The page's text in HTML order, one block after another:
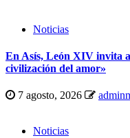
Noticias
En Asís, León XIV invita
civilización del amor»
7 agosto, 2026
Noticias